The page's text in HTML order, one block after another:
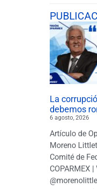
La
debemos
6 agosto, 2026
Artículo de
Moreno
Comité de
COPARMEX